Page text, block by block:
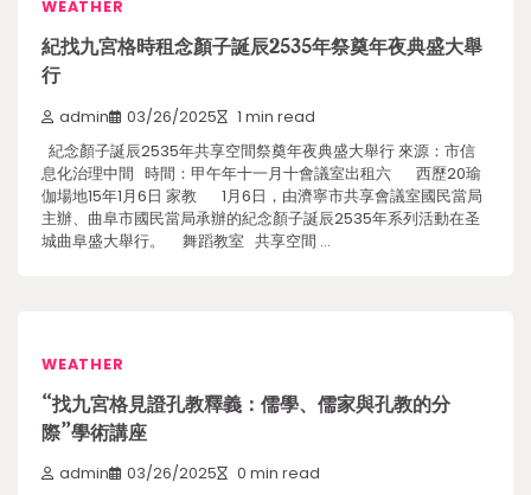
WEATHER
紀找九宮格時租念顏子誕辰2535年祭奠年夜典盛大舉
行
admin 03/26/2025 1 min read
紀念顏子誕辰2535年共享空間祭奠年夜典盛大舉行 來源：市信
息化治理中間 時間：甲午年十一月十會議室出租六 西歷20瑜
伽場地15年1月6日 家教 1月6日，由濟寧市共享會議室國民當局
主辦、曲阜市國民當局承辦的紀念顏子誕辰2535年系列活動在圣
城曲阜盛大舉行。 舞蹈教室 共享空間 …
WEATHER
“找九宮格見證孔教釋義：儒學、儒家與孔教的分
際”學術講座
admin 03/26/2025 0 min read